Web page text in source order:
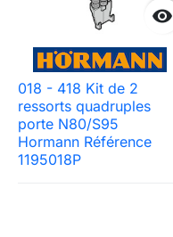

018 - 418 Kit de 2
ressorts quadruples
porte N80/S95
Hormann Référence
1195018P